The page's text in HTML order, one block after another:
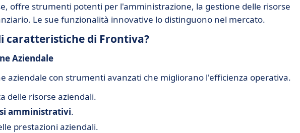
offre strumenti potenti per l'amministrazione, la gestione delle risorse
Le sue funzionalità innovative lo distinguono nel mercato.
caratteristiche di Frontiva?
Aziendale
aziendale con strumenti avanzati che migliorano l'efficienza operativa.
delle risorse aziendali.
amministrativi.
prestazioni aziendali.